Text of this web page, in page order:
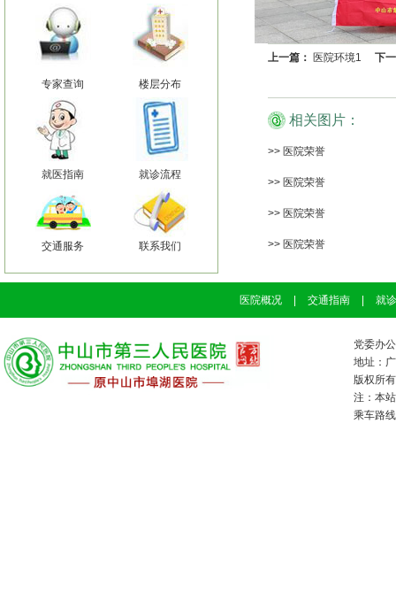
专家查询 楼层分布
就医指南 就诊流程
交通服务 联系我们
上一篇： 医院环境1 下
相关图片：
>> 医院荣誉
>> 医院荣誉
>> 医院荣誉
>> 医院荣誉
医院概况 交通指南 就
党委办
地址：
版权所
注：本
乘车路